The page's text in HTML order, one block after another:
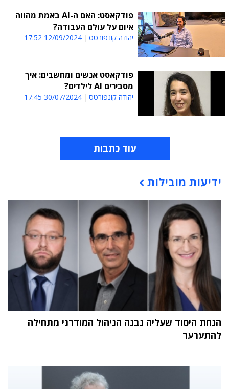
פודקאסט: האם ה-AI באמת מהווה
איום על עולם העבודה?
יהודה קונפורטס 12/09/2024 17:52
פודקאסט אנשים ומחשבים: איך
מסבירים AI לילדים?
יהודה קונפורטס 30/07/2024 17:45
עוד כתבות
תוכן פרסומי
ידיעות מובילות
הנחת היסוד שעליה נבנה הניהול המודרני מתחילה
להתערער